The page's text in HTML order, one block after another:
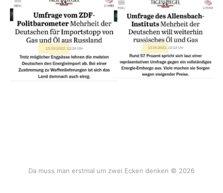
Da muss man erstmal um zwei Ecken denken © 2026